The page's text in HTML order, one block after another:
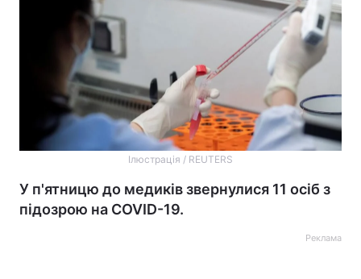
Ілюстрація / REUTERS
У п'ятницю до медиків звернулися 11 осіб з
підозрою на COVID-19.
Реклама